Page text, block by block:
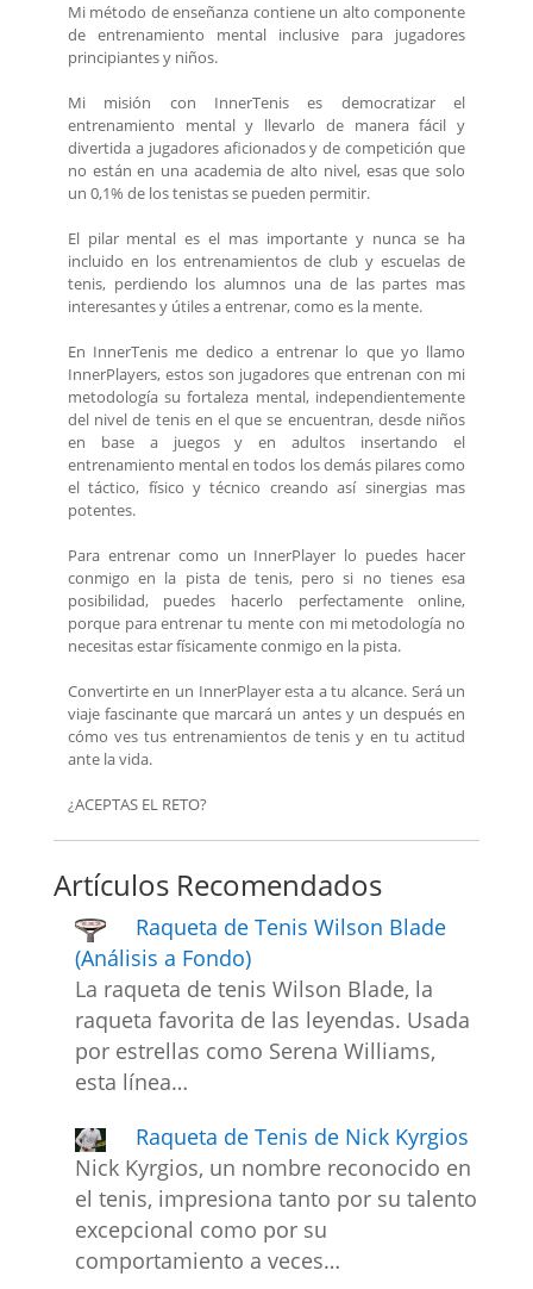
Mi método de enseñanza contiene un alto componente
de entrenamiento mental inclusive para jugadores
principiantes y niños.
Mi misión con InnerTenis es democratizar el
entrenamiento mental y llevarlo de manera fácil y
divertida a jugadores aficionados y de competición que
no están en una academia de alto nivel, esas que solo
un 0,1% de los tenistas se pueden permitir.
El pilar mental es el mas importante y nunca se ha
incluido en los entrenamientos de club y escuelas de
tenis, perdiendo los alumnos una de las partes mas
interesantes y útiles a entrenar, como es la mente.
En InnerTenis me dedico a entrenar lo que yo llamo
InnerPlayers, estos son jugadores que entrenan con mi
metodología su fortaleza mental, independientemente
del nivel de tenis en el que se encuentran, desde niños
en base a juegos y en adultos insertando el
entrenamiento mental en todos los demás pilares como
el táctico, físico y técnico creando así sinergias mas
potentes.
Para entrenar como un InnerPlayer lo puedes hacer
conmigo en la pista de tenis, pero si no tienes esa
posibilidad, puedes hacerlo perfectamente online,
porque para entrenar tu mente con mi metodología no
necesitas estar físicamente conmigo en la pista.
Convertirte en un InnerPlayer esta a tu alcance. Será un
viaje fascinante que marcará un antes y un después en
cómo ves tus entrenamientos de tenis y en tu actitud
ante la vida.
¿ACEPTAS EL RETO?
Artículos Recomendados
Raqueta de Tenis Wilson Blade
(Análisis a Fondo)
La raqueta de tenis Wilson Blade, la
raqueta favorita de las leyendas. Usada
por estrellas como Serena Williams,
esta línea…
Raqueta de Tenis de Nick Kyrgios
Nick Kyrgios, un nombre reconocido en
el tenis, impresiona tanto por su talento
excepcional como por su
comportamiento a veces…